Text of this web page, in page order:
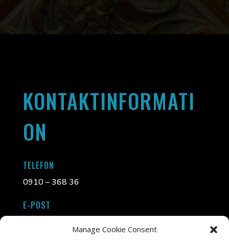
Manage Cookie Consent
KONTAKTINFORMATI
ON
TELEFON
0910 – 368 36
E-POST